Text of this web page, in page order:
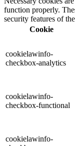
function properly.
security features of
Cookie
cookielawinfo-
checkbox-analytics
cookielawinfo-
checkbox-functional
cookielawinfo-